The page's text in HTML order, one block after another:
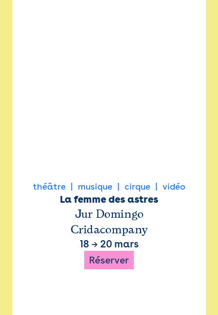
théâtre musique cirque vidéo
La femme des astres
Jur Domingo
Cridacompany
18 → 20 mars
Réserver